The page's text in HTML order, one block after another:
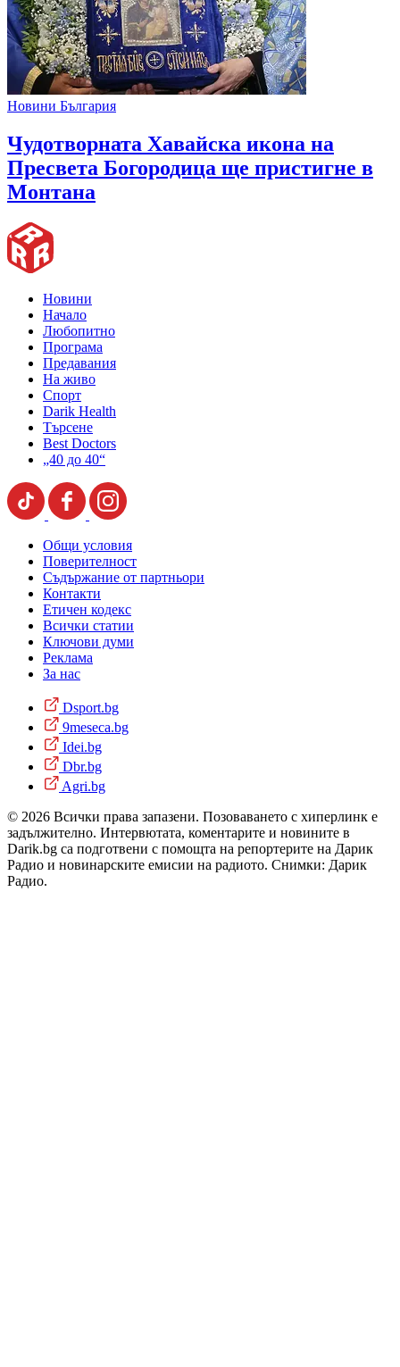
Новини България
Чудотворната Хавайска икона на
Пресвета Богородица ще пристигне в
Монтана
Новини
Начало
Любопитно
Програма
Предавания
На живо
Спорт
Darik Health
Търсене
Best Doctors
„40 до 40“
Общи условия
Поверителност
Съдържание от партньори
Контакти
Етичен кодекс
Всички статии
Ключови думи
Реклама
За нас
Dsport.bg
9meseca.bg
Idei.bg
Dbr.bg
Agri.bg
© 2026 Всички права запазени. Позоваването с хиперлинк е
задължително. Интервютата, коментарите и новините в
Darik.bg са подготвени с помощта на репортерите на Дарик
Радио и новинарските емисии на радиото. Снимки: Дарик
Радио.